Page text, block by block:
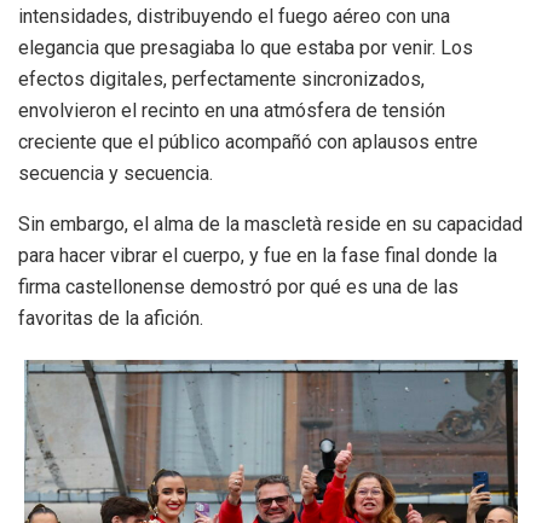
intensidades, distribuyendo el fuego aéreo con una
elegancia que presagiaba lo que estaba por venir. Los
efectos digitales, perfectamente sincronizados,
envolvieron el recinto en una atmósfera de tensión
creciente que el público acompañó con aplausos entre
secuencia y secuencia.
Sin embargo, el alma de la mascletà reside en su capacidad
para hacer vibrar el cuerpo, y fue en la fase final donde la
firma castellonense demostró por qué es una de las
favoritas de la afición.